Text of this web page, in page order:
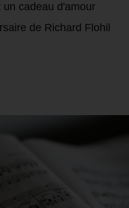
cadeau d'amour
de Richard Flohil